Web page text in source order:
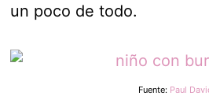
un poco de todo.
Fuente: Paul